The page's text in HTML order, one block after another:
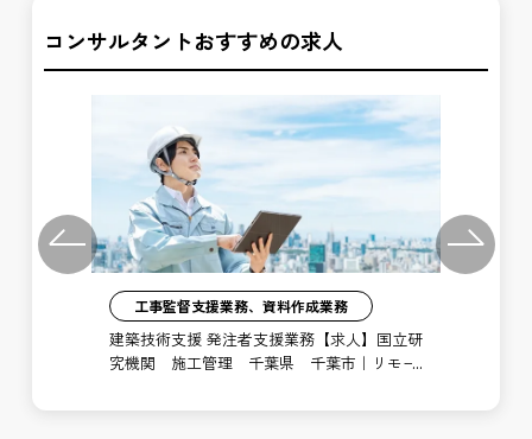
コンサルタントおすすめの求人
Previous
工事監督支援業務、資料作成業務
建築技術支援 発注者支援業務【求人】国立研
究機関 施工管理 千葉県 千葉市｜リモー
Next